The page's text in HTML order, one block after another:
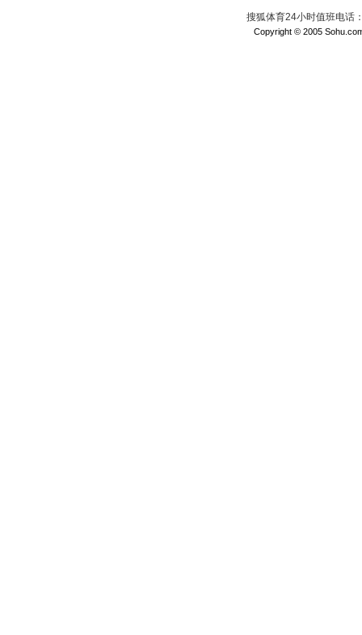
搜狐体育24小时值班电话
Copyright © 2005